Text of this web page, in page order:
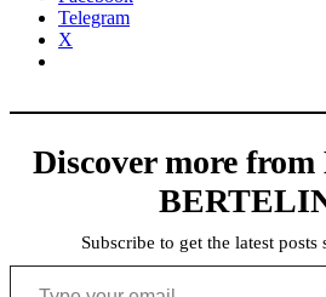
Telegram
X
Discover more
Subscribe to get the latest
Type your email…